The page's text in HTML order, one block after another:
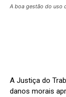
A boa gestão do uso
A Justiça do
danos morais